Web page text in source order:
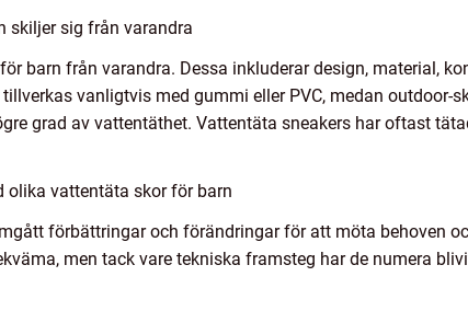
skiljer sig från varandra
barn från varandra. Dessa inkluderar design, material,
vanligtvis med gummi eller PVC, medan outdoor-
grad av vattentäthet. Vattentäta sneakers har oftast
olika vattentäta skor för barn
förbättringar och förändringar för att möta behoven
men tack vare tekniska framsteg har de numera